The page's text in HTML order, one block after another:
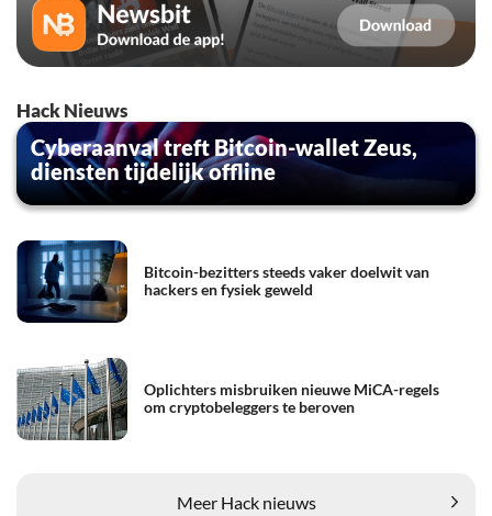
Hack Nieuws
Cyberaanval treft Bitcoin-wallet Zeus,
diensten tijdelijk offline
Bitcoin-bezitters steeds vaker doelwit van
hackers en fysiek geweld
Oplichters misbruiken nieuwe MiCA-regels
om cryptobeleggers te beroven
Meer Hack nieuws